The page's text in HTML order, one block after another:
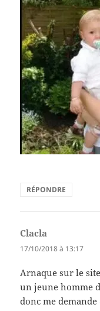
RÉPONDRE
Clacla
17/10/2018 à 13:17
Arnaque sur le
un jeune homme
donc me